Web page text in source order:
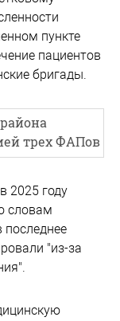
пункте
пациентов
бригады.
трех ФАПов
2025 году
словам
"из-за